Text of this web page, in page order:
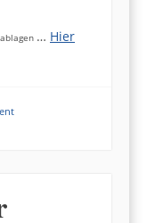
… Hier